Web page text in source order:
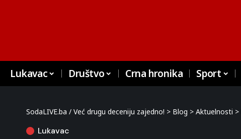
Lukavac Društvo Crna hronika Sport
SodaLIVE.ba / Već drugu deceniju zajedno! > Blog > Aktuelnosti >
Lukavac